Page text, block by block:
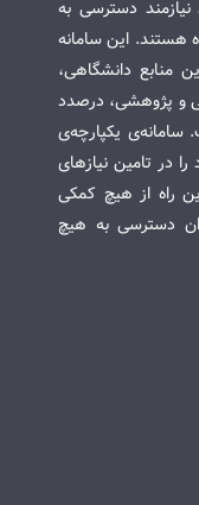
دسترسی به
هستند. این سامانه
منابع دانشگاهی،
و پژوهشی، درصدد
سامانه‌ی یکپارچه‌ی
در تامین نیازهای
راه از هیچ کمکی
دسترسی به هیچ